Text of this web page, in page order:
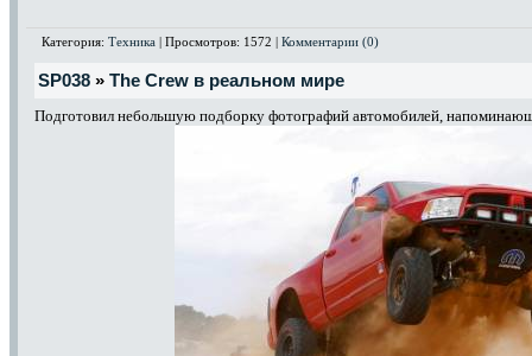
Категория: Техника | Просмотров: 1572 | Комментарии (0)
SP038 » The Crew в реальном мире
Подготовил небольшую подборку фотографий автомобилей,